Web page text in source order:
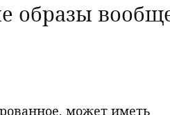
образы
может иметь